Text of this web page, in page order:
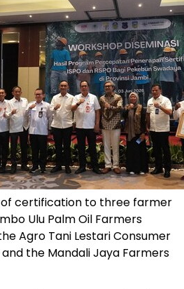
certification to three farmer
Ulu Palm Oil Farmers
Agro Tani Lestari Consumer
the Mandali Jaya Farmers